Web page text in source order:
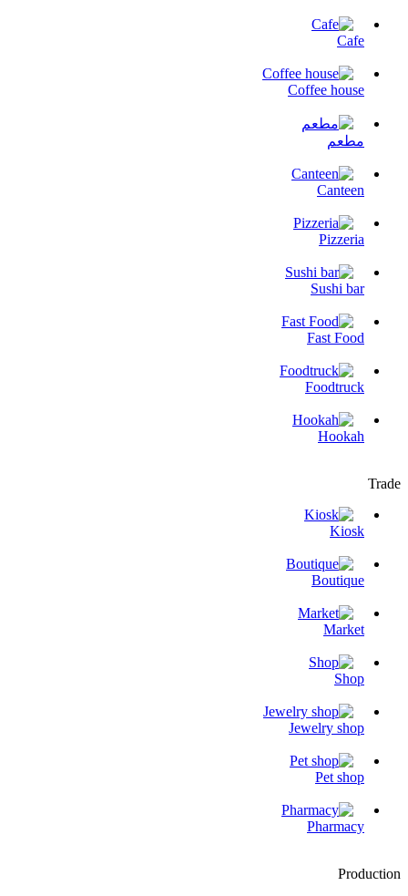
Cafe
Coffee house
مطعم
Canteen
Pizzeria
Sushi bar
Fast Food
Foodtruck
Hookah
Trade
Kiosk
Boutique
Market
Shop
Jewelry shop
Pet shop
Pharmacy
Production